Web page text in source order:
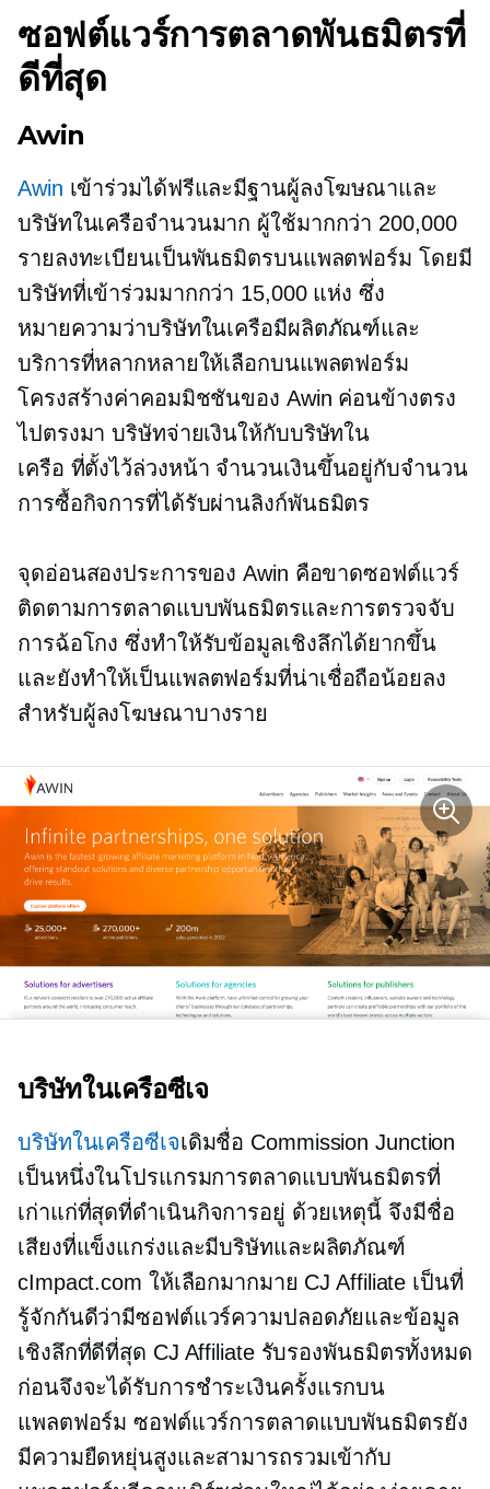
ซอฟต์แวร์การตลาดพันธมิตรที่
ดีที่สุด
Awin
Awin เข้าร่วมได้ฟรีและมีฐานผู้ลงโฆษณาและ
บริษัทในเครือจำนวนมาก ผู้ใช้มากกว่า 200,000
รายลงทะเบียนเป็นพันธมิตรบนแพลตฟอร์ม โดยมี
บริษัทที่เข้าร่วมมากกว่า 15,000 แห่ง ซึ่ง
หมายความว่าบริษัทในเครือมีผลิตภัณฑ์และ
บริการที่หลากหลายให้เลือกบนแพลตฟอร์ม
โครงสร้างค่าคอมมิชชันของ Awin ค่อนข้างตรง
ไปตรงมา บริษัทจ่ายเงินให้กับบริษัทใน
เครือ ที่ตั้งไว้ล่วงหน้า จำนวนเงินขึ้นอยู่กับจำนวน
การซื้อกิจการที่ได้รับผ่านลิงก์พันธมิตร
จุดอ่อนสองประการของ Awin คือขาดซอฟต์แวร์
ติดตามการตลาดแบบพันธมิตรและการตรวจจับ
การฉ้อโกง ซึ่งทำให้รับข้อมูลเชิงลึกได้ยากขึ้น
และยังทำให้เป็นแพลตฟอร์มที่น่าเชื่อถือน้อยลง
สำหรับผู้ลงโฆษณาบางราย
บริษัทในเครือซีเจ
บริษัทในเครือซีเจเดิมชื่อ Commission Junction
เป็นหนึ่งในโปรแกรมการตลาดแบบพันธมิตรที่
เก่าแก่ที่สุดที่ดำเนินกิจการอยู่ ด้วยเหตุนี้ จึงมีชื่อ
เสียงที่แข็งแกร่งและมีบริษัทและผลิตภัณฑ์
cImpact.com ให้เลือกมากมาย CJ Affiliate เป็นที่
รู้จักกันดีว่ามีซอฟต์แวร์ความปลอดภัยและข้อมูล
เชิงลึกที่ดีที่สุด CJ Affiliate รับรองพันธมิตรทั้งหมด
ก่อนจึงจะได้รับการชำระเงินครั้งแรกบน
แพลตฟอร์ม ซอฟต์แวร์การตลาดแบบพันธมิตรยัง
มีความยืดหยุ่นสูงและสามารถรวมเข้ากับ